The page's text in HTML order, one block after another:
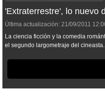
'Extraterrestre', lo nuevo
Última actualización: 21/09/2011
La ciencia ficción y la comedia
el segundo largometraje del cineasta.